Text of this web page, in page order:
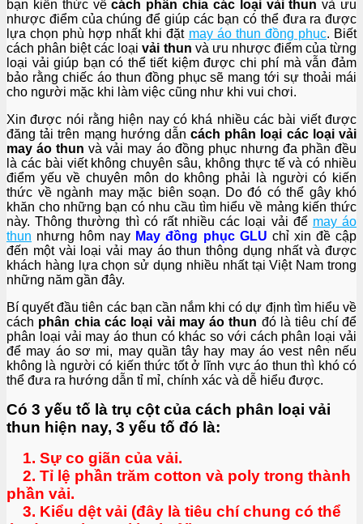
bạn kiến thức vềcách phân chia các loại vải thun và ưu
nhược điểm của chúng để giúp các bạn có thể đưa ra được
lựa chọn phù hợp nhất khi đặt may áo thun đồng phục. Biết
cách phân biệt các loạivải thun và ưu nhược điểm của từng
loại vải giúp bạn có thể tiết kiệm được chi phí mà vẫn đảm
bảo rằng chiếc áo thun đồng phục sẽ mang tới sự thoải mái
cho người mặc khi làm việc cũng như khi vui chơi.
Xin được nói rằng hiện nay có khá nhiều các bài viết được
đăng tải trên mạng hướng dẫncách phân loại các loại vải
may áo thun và vải may áo đồng phục nhưng đa phần đều
là các bài viết không chuyên sâu, không thực tế và có nhiều
điểm yếu về chuyên môn do không phải là người có kiến
thức về ngành may mặc biên soạn. Do đó có thể gây khó
khăn cho những bạn có nhu cầu tìm hiểu về mảng kiến thức
này. Thông thường thì có rất nhiều các loại vải để may áo
thun nhưng hôm nay May đồng phục GLU chỉ xin đề cập
đến một vài loại vải may áo thun thông dụng nhất và được
khách hàng lựa chọn sử dụng nhiều nhất tại Việt Nam trong
những năm gần đây.
Bí quyết đầu tiên các bạn cần nắm khi có dự định tìm hiểu về
cách phân chia các loại vải may áo thun đó là tiêu chí để
phân loại vải may áo thun có khác so với cách phân loại vải
để may áo sơ mi, may quần tây hay may áo vest nên nếu
không là người có kiến thức tốt ở lĩnh vực áo thun thì khó có
thể đưa ra hướng dẫn tỉ mỉ, chính xác và dễ hiểu được.
Có 3 yếu tố là trụ cột của cách phân loại vải
thun hiện nay, 3 yếu tố đó là:
1. Sự co giãn của vải.
2. Tỉ lệ phần trăm cotton và poly trong thành
phần vải.
3. Kiểu dệt vải (đây là tiêu chí chung có thể